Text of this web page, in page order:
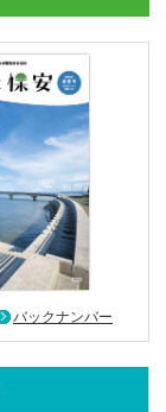
バックナンバー